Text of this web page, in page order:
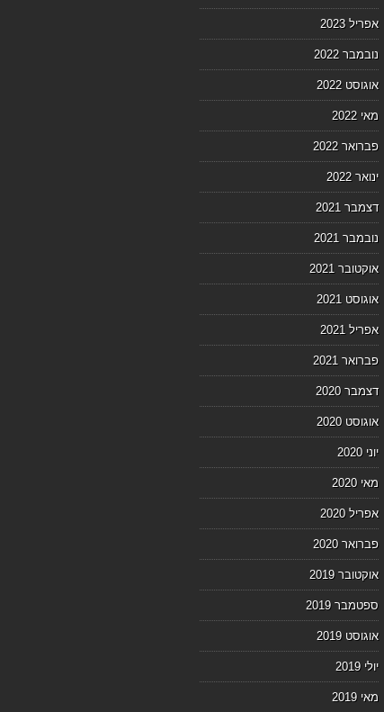
אפריל 2023
נובמבר 2022
אוגוסט 2022
מאי 2022
פברואר 2022
ינואר 2022
דצמבר 2021
נובמבר 2021
אוקטובר 2021
אוגוסט 2021
אפריל 2021
פברואר 2021
דצמבר 2020
אוגוסט 2020
יוני 2020
מאי 2020
אפריל 2020
פברואר 2020
אוקטובר 2019
ספטמבר 2019
אוגוסט 2019
יולי 2019
מאי 2019